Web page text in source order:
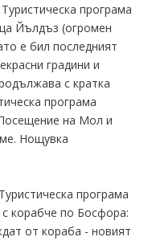
програма
Йълдъз (огромен
е бил последният
градини и
с кратка
програма
на Мол и
Нощувка
програма
корабче по Босфора:
от кораба - новият